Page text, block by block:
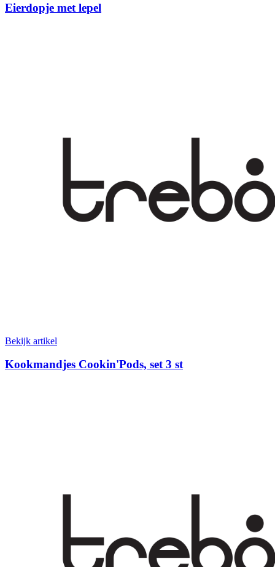
Eierdopje met lepel
Bekijk artikel
Kookmandjes Cookin'Pods, set 3 st